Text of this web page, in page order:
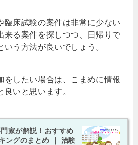
臨床試験の案件は非常に少ない
来る案件を探しつつ、日帰りで
う方法が良いでしょう。
をしたい場合は、こまめに情報
いと思います。
家が解説！おすすめ
ングのまとめ ｜ 治験